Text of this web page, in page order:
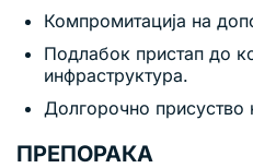
Компромитација на
Подлабок пристап до
инфраструктура.
Долгорочно присуство
ПРЕПОРАКА